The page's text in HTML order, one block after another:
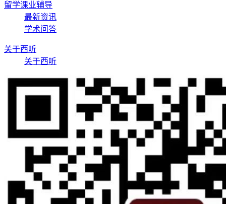
留学课业辅导
最新资讯
学术问答
关于西听
关于西听